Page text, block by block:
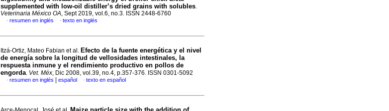
supplemented with low-oil distiller’s dried grains with solubles.
Veterinaria México OA, Sept 2019, vol.6, no.3. ISSN 2448-6760
· resumen en inglés · texto en inglés
Itzá-Ortiz, Mateo Fabian et al. Efecto de la fuente energética y el nivel
de energía sobre la longitud de vellosidades intestinales, la
respuesta inmune y el rendimiento productivo en pollos de
engorda. Vet. Méx, Dic 2008, vol.39, no.4, p.357-376. ISSN 0301-5092
· resumen en inglés español · texto en español